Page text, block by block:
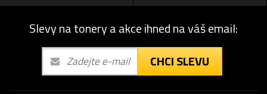
Slevy na tonery a akce ihned na váš email:
CHCI SLEVU